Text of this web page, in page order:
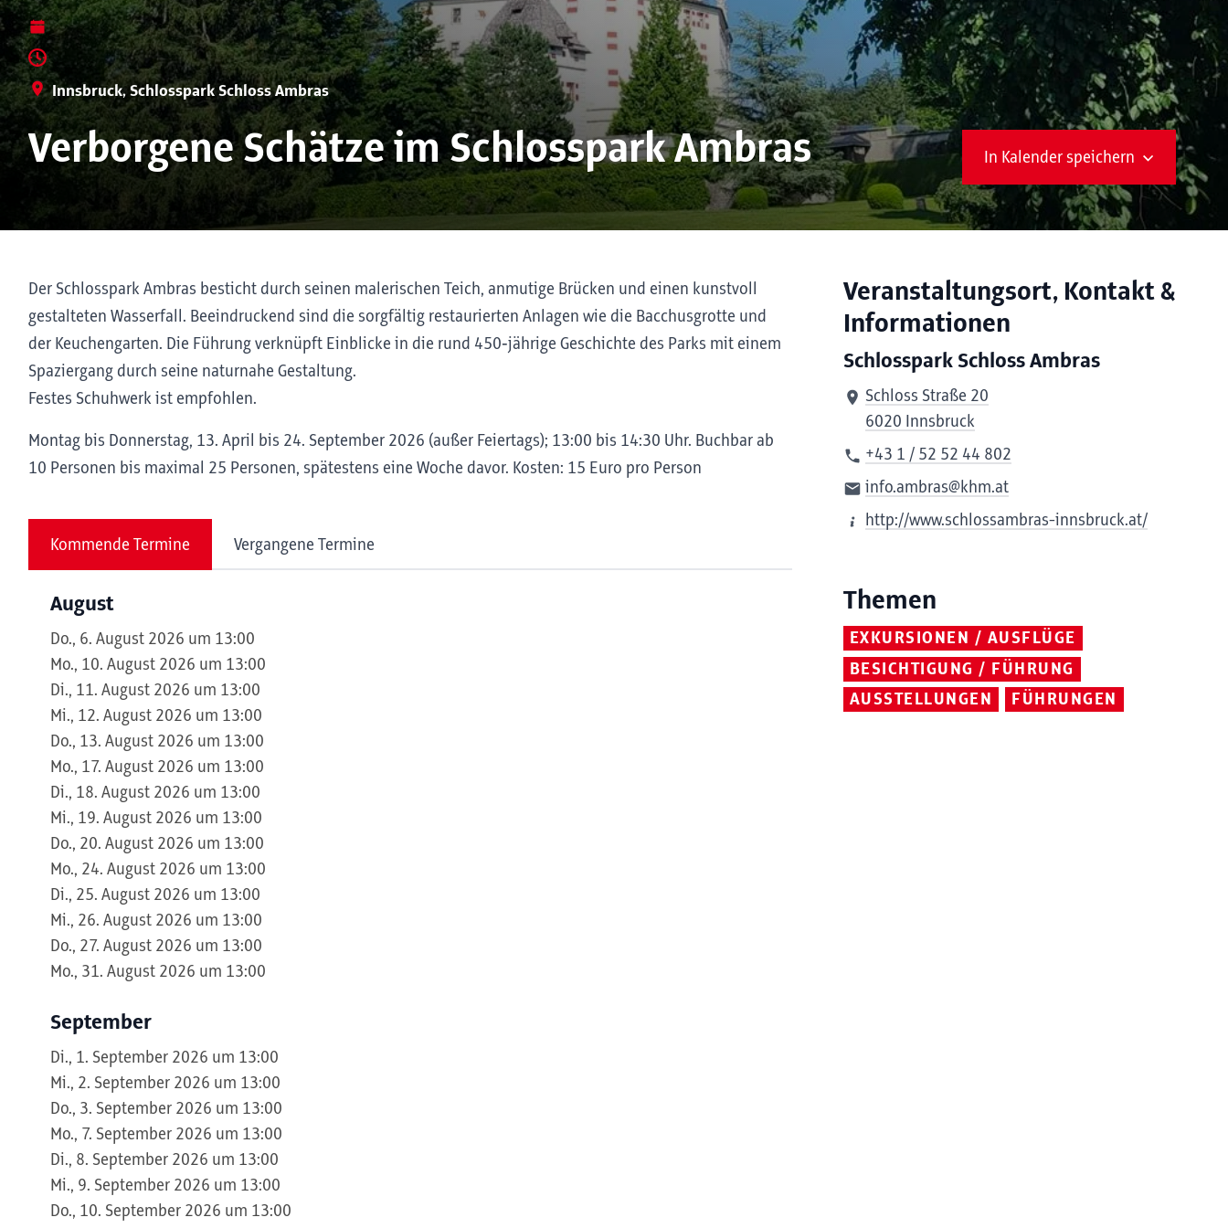
Innsbruck, Schlosspark Schloss Ambras
Verborgene Schätze im Schlosspark Ambras In Kalender speichern
Der Schlosspark Ambras besticht durch seinen malerischen Teich, anmutige Brücken und einen kunstvoll
gestalteten Wasserfall. Beeindruckend sind die sorgfältig restaurierten Anlagen wie die Bacchusgrotte und
der Keuchengarten. Die Führung verknüpft Einblicke in die rund 450‑jährige Geschichte des Parks mit einem
Spaziergang durch seine naturnahe Gestaltung.
Festes Schuhwerk ist empfohlen.
Montag bis Donnerstag, 13. April bis 24. September 2026 (außer Feiertags); 13:00 bis 14:30 Uhr. Buchbar ab
10 Personen bis maximal 25 Personen, spätestens eine Woche davor. Kosten: 15 Euro pro Person
Kommende Termine Vergangene Termine
August
Do., 6. August 2026 um 13:00
Mo., 10. August 2026 um 13:00
Di., 11. August 2026 um 13:00
Mi., 12. August 2026 um 13:00
Do., 13. August 2026 um 13:00
Mo., 17. August 2026 um 13:00
Di., 18. August 2026 um 13:00
Mi., 19. August 2026 um 13:00
Do., 20. August 2026 um 13:00
Mo., 24. August 2026 um 13:00
Di., 25. August 2026 um 13:00
Mi., 26. August 2026 um 13:00
Do., 27. August 2026 um 13:00
Mo., 31. August 2026 um 13:00
September
Di., 1. September 2026 um 13:00
Mi., 2. September 2026 um 13:00
Do., 3. September 2026 um 13:00
Mo., 7. September 2026 um 13:00
Di., 8. September 2026 um 13:00
Mi., 9. September 2026 um 13:00
Do., 10. September 2026 um 13:00
Veranstaltungsort, Kontakt &
Informationen
Schlosspark Schloss Ambras
Schloss Straße 20
6020 Innsbruck
+43 1 / 52 52 44 802
info.ambras@khm.at
http://www.schlossambras-innsbruck.at/
Themen
EXKURSIONEN / AUSFLÜGE
BESICHTIGUNG / FÜHRUNG
AUSSTELLUNGEN
FÜHRUNGEN